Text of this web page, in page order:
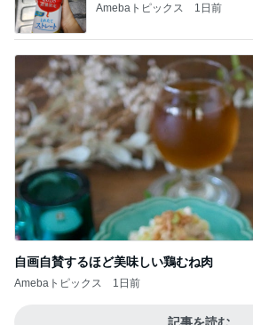
Amebaトピックス 1日前
自画自賛するほど美味しい鶏むね肉
Amebaトピックス 1日前